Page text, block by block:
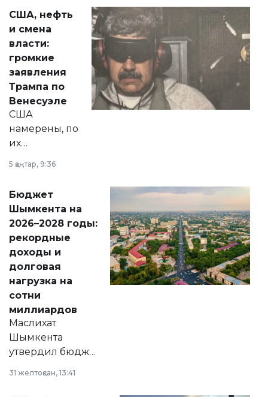
актуальных тем —
от слухов о
политических
реформах до
вопросов армии,
экономики и
личного здоровья.
США, нефть
и смена
власти:
громкие
заявления
Трампа по
Венесуэле
США
намерены, по
их
принести
народу
Венесуэлы.
5 қаңтар, 9:36
Бюджет
Шымкента на
2026–2028 годы:
рекордные
доходы и
долговая
нагрузка на
сотни
миллиардов
Маслихат
Шымкента
утвердил бюджет
2028 годы.
31 желтоқсан, 13:41